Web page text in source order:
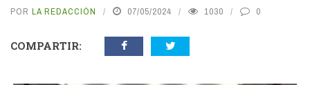
POR LA REDACCIÓN 07/05/2024 1030 0
COMPARTIR: